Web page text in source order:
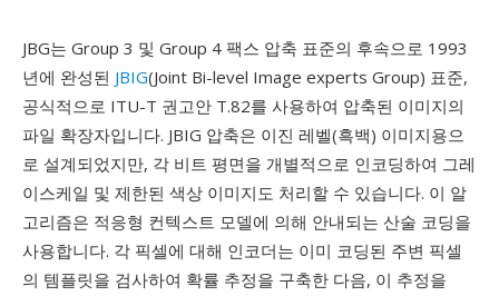
JBG는 Group 3 및 Group 4 팩스 압축 표준의 후속으로 1993
년에 완성된 JBIG(Joint Bi-level Image experts Group) 표준,
공식적으로 ITU-T 권고안 T.82를 사용하여 압축된 이미지의
파일 확장자입니다. JBIG 압축은 이진 레벨(흑백) 이미지용으
로 설계되었지만, 각 비트 평면을 개별적으로 인코딩하여 그레
이스케일 및 제한된 색상 이미지도 처리할 수 있습니다. 이 알
고리즘은 적응형 컨텍스트 모델에 의해 안내되는 산술 코딩을
사용합니다. 각 픽셀에 대해 인코더는 이미 코딩된 주변 픽셀
의 템플릿을 검사하여 확률 추정을 구축한 다음, 이 추정을